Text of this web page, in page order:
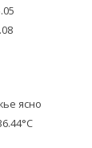
ясно